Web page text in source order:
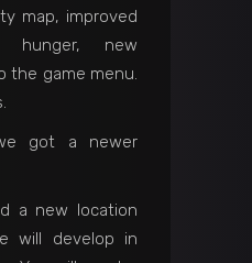
map, improved
hunger, new
the game menu.
got a newer
a new location
will develop in